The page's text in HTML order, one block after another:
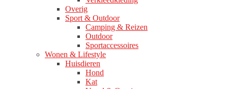
Overig
Sport & Outdoor
Camping & Reizen
Outdoor
Sportaccessoires
Wonen & Lifestyle
Huisdieren
Hond
Kat